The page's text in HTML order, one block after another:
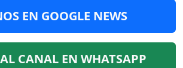
EN GOOGLE NEWS
CANAL EN WHATSAPP